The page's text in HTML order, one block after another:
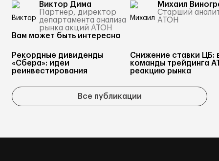
Виктор Дима
Партнер, директор
департамента анализа
рынка акций АТОН
Михаил
Старший
АТОН
Вам может быть интересно
Рекордные дивиденды
«Сбера»: идеи
реинвестирования
Снижение ставки ЦБ:
команды трейдинга
реакцию рынка
Все публикации